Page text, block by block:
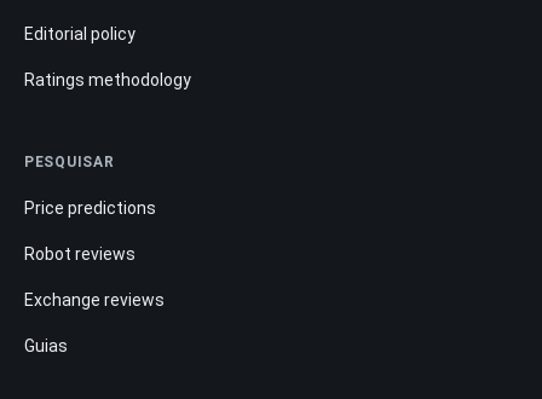
Editorial policy
Ratings methodology
PESQUISAR
Price predictions
Robot reviews
Exchange reviews
Guias